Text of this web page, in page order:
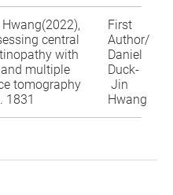
central
with
multiple
tomography
1831
First
Author/
Daniel
Duck-
Jin
Hwang